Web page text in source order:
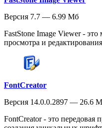
Версия 7.7 — 6.99 Мб
FastStone Image Viewer -
просмотра и
FontCreator
Версия 14.0.0.2897 — 26.6
FontCreator - это передовая